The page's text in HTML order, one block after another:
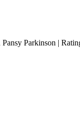
Parkinson |